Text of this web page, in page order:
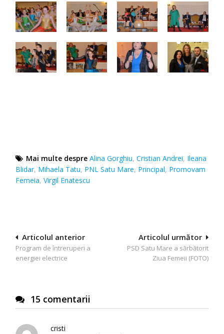
Mai multe despre Alina Gorghiu,Cristian Andrei, Ileana
Blidar, Mihaela Tatu, PNL Satu Mare, Principal, Promovam
Femeia,Virgil Enatescu
Navigare
în
Articolul următor
PSD Satu Mare a sărbătorit
Ziua Femeii (FOTO)
Articolul anterior
Program de întreruperi a
energiei electrice
15 comentarii
cristi